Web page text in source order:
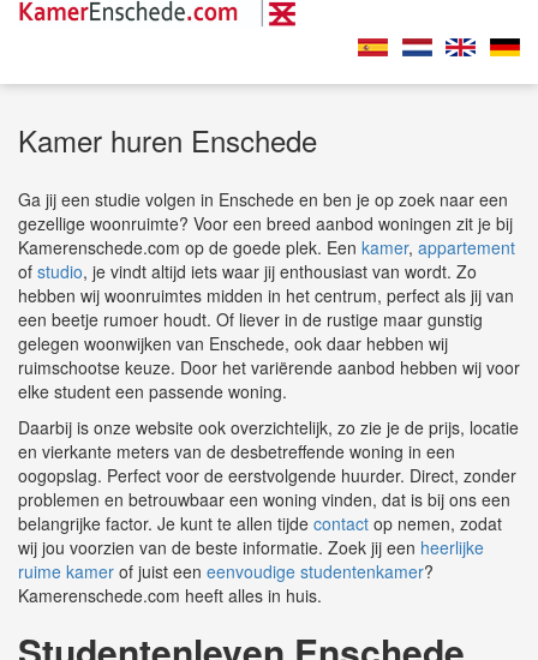
Kamer huren Enschede
Ga jij een studie volgen in Enschede en ben je op zoek naar een
gezellige woonruimte? Voor een breed aanbod woningen zit je bij
Kamerenschede.com op de goede plek. Een kamer, appartement
of studio, je vindt altijd iets waar jij enthousiast van wordt. Zo
hebben wij woonruimtes midden in het centrum, perfect als jij van
een beetje rumoer houdt. Of liever in de rustige maar gunstig
gelegen woonwijken van Enschede, ook daar hebben wij
ruimschootse keuze. Door het variërende aanbod hebben wij voor
elke student een passende woning.
Daarbij is onze website ook overzichtelijk, zo zie je de prijs, locatie
en vierkante meters van de desbetreffende woning in een
oogopslag. Perfect voor de eerstvolgende huurder. Direct, zonder
problemen en betrouwbaar een woning vinden, dat is bij ons een
belangrijke factor. Je kunt te allen tijde contact op nemen, zodat
wij jou voorzien van de beste informatie. Zoek jij een heerlijke
ruime kamer of juist een eenvoudige studentenkamer?
Kamerenschede.com heeft alles in huis.